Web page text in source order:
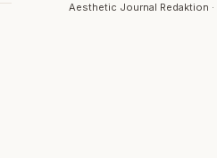
Aesthetic Journal Redaktion ·